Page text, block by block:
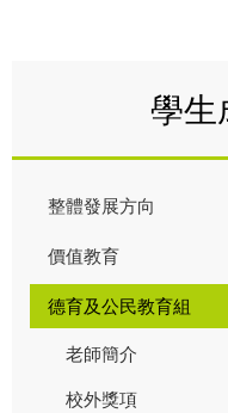
學生
整體發展方向
價值教育
德育及公民教育組
老師簡介
校外獎項